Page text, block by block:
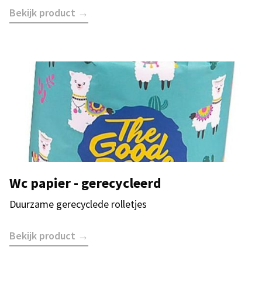
Bekijk product →
Wc papier - gerecycleerd
Duurzame gerecyclede rolletjes
Bekijk product →